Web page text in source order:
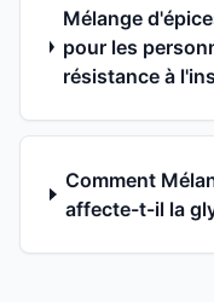
Mélange
pour les
résistance à
Comment
affecte-t-il la